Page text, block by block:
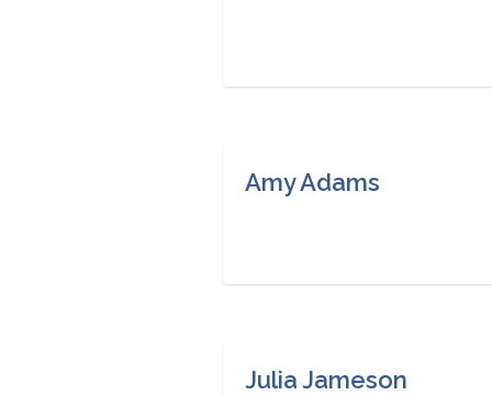
Amy Adams
Julia Jameson